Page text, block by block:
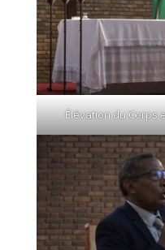
Élévation du Corps